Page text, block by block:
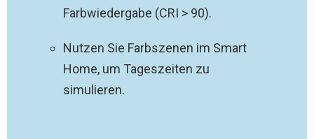
Farbwiedergabe (CRI > 90).
Nutzen Sie Farbszenen im Smart
Home, um Tageszeiten zu
simulieren.